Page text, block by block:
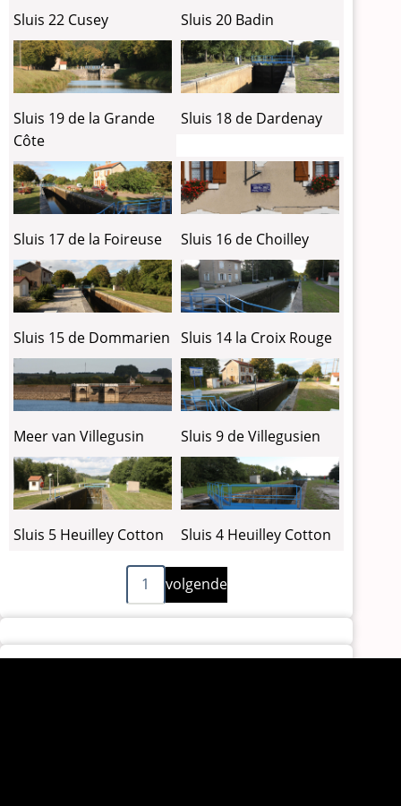
Sluis 22 Cusey Sluis 20 Badin
Sluis 19 de la Grande
Côte
Sluis 18 de Dardenay
Sluis 17 de la Foireuse Sluis 16 de Choilley
Sluis 15 de Dommarien Sluis 14 la Croix Rouge
Meer van Villegusin Sluis 9 de Villegusien
Sluis 5 Heuilley Cotton Sluis 4 Heuilley Cotton
1
Volgende
pagina
volgende